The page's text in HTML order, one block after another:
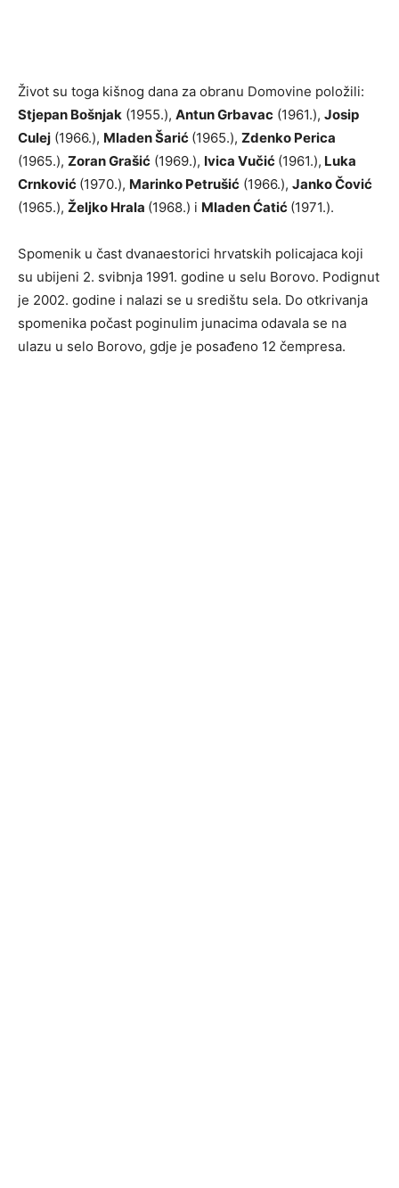
Život su toga kišnog dana za obranu Domovine položili:
Stjepan Bošnjak (1955.), Antun Grbavac (1961.), Josip
Culej (1966.), Mladen Šarić (1965.), Zdenko Perica
(1965.), Zoran Grašić (1969.), Ivica Vučić (1961.), Luka
Crnković (1970.), Marinko Petrušić (1966.), Janko Čović
(1965.), Željko Hrala (1968.) i Mladen Ćatić (1971.).
Spomenik u čast dvanaestorici hrvatskih policajaca koji
su ubijeni 2. svibnja 1991. godine u selu Borovo. Podignut
je 2002. godine i nalazi se u središtu sela. Do otkrivanja
spomenika počast poginulim junacima odavala se na
ulazu u selo Borovo, gdje je posađeno 12 čempresa.